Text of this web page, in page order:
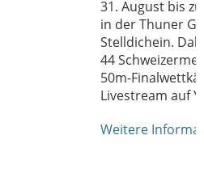
31. August bis
in der Thuner
Stelldichein.
44
50m-
Livestream auf
Weitere